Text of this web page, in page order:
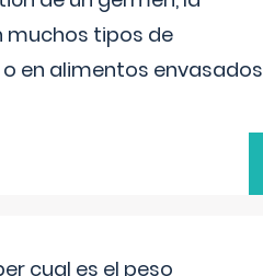
muchos tipos de
en alimentos envasados
cual es el peso